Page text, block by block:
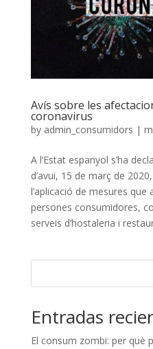
Avís sobre les
coronavirus
by admin_consumidors |
A l’Estat espanyol s’ha
d’avui, 15 de març de
l’aplicació de mesures
persones consumidores,
serveis d’hostaleria i
Entradas
El consum zombi: per què